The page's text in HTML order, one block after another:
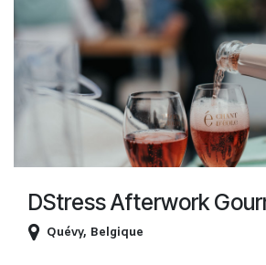
DStress Afterwork
Quévy, Belgique